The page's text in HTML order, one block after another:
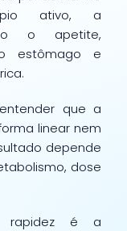
ativo, a
o apetite,
estômago e
que a
linear nem
depende
dose
rapidez é a